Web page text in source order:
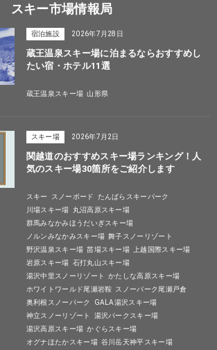
スキー市場情報局
宿泊施設 2026年7月28日
蔵王温泉スキー場に泊まるならおすすめし
たい宿・ホテル11選
蔵王温泉スキー場 山形県
スキー場 2026年7月2日
関越道のおすすめスキー場ランキング！人
気のスキー場30箇所をご紹介します
スキー スノーボード
たんばらスキーパーク
川場スキー場
丸沼高原スキー場
群馬みなかみほうだいぎスキー場
ノルンみなかみスキー場 舞子スノーリゾート
野沢温泉スキー場 苗場スキー場
上越国際スキー場
岩原スキー場 石打丸山スキー場
湯沢中里スノーリゾート
かたしな高原スキー場
ホワイトワールド尾瀬岩鞍 スノーパーク尾瀬戸倉
奥利根スノーパーク
GALA湯沢スキー場
神立スノーリゾート
湯沢パークスキー場
湯沢高原スキー場 かぐらスキー場
オグナほたかスキー場 谷川岳天神平スキー場